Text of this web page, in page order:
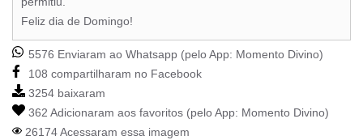
Feliz dia de Domingo!
5576 Enviaram ao Whatsapp (pelo App: Momento Divino)
108 compartilharam no Facebook
3254 baixaram
362 Adicionaram aos favoritos (pelo App: Momento Divino)
26174 Acessaram essa imagem